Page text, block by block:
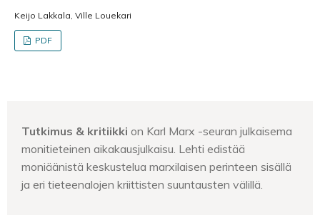
Keijo Lakkala, Ville Louekari
PDF
Tutkimus & kritiikki on Karl Marx -seuran julkaisema
monitieteinen aikakausjulkaisu. Lehti edistää
moniäänistä keskustelua marxilaisen perinteen sisällä
ja eri tieteenalojen kriittisten suuntausten välillä.